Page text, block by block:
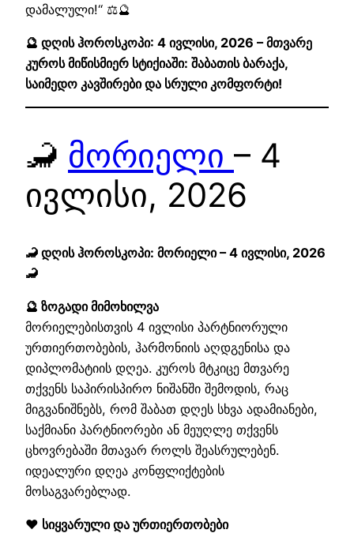
დამალული!“ ⚖️🔮
🔮 დღის ჰოროსკოპი: 4 ივლისი, 2026 – მთვარე
კუროს მიწისმიერ სტიქიაში: შაბათის ბარაქა,
საიმედო კავშირები და სრული კომფორტი!
🦂 მორიელი – 4
ივლისი, 2026
🦂 დღის ჰოროსკოპი: მორიელი – 4 ივლისი, 2026
🦂
🔮 ზოგადი მიმოხილვა
მორიელებისთვის 4 ივლისი პარტნიორული
ურთიერთობების, ჰარმონიის აღდგენისა და
დიპლომატიის დღეა. კუროს მტკიცე მთვარე
თქვენს საპირისპირო ნიშანში შემოდის, რაც
მიგვანიშნებს, რომ შაბათ დღეს სხვა ადამიანები,
საქმიანი პარტნიორები ან მეუღლე თქვენს
ცხოვრებაში მთავარ როლს შეასრულებენ.
იდეალური დღეა კონფლიქტების
მოსაგვარებლად.
❤️ სიყვარული და ურთიერთობები